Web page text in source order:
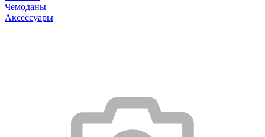
Чемоданы
Аксессуары